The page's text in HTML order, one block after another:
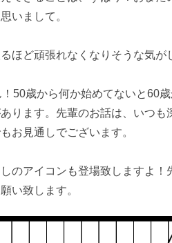
いまして。
ほど頑張れなくなりそうな気が
50歳から何か始めてないと60
ります。先輩のお話は、いつも
お見通しでございます。
のアイコンも登場致しますよ！
い致します。